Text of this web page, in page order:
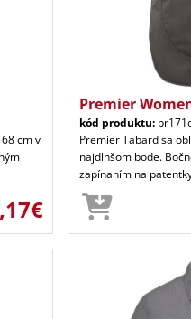
cm v
Premier
kód produktu:
Premier Tabard sa
najdlhšom bode.
zapínaním na